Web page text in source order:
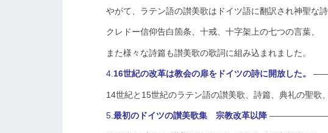
やがて、ラテン語の讃美歌はドイツ語に翻訳され神聖な
クレドー信仰告白箇条、十戒、十字架上の七つの言葉、
また様々な詩篇も讃美歌の歌詞に組み込まれました。
4. 16世紀の改革は教会の扉をドイツの詩に開放した。
14世紀と15世紀のラテン語の讃美歌、詩篇、典礼の聖歌
5. 最初のドイツの讃美歌集 宗教改革以降